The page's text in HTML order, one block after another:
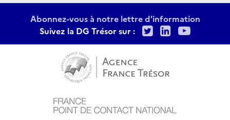
Abonnez-vous à notre lettre d'information
Suivez la DG Trésor sur :
TwitterLinkedIn